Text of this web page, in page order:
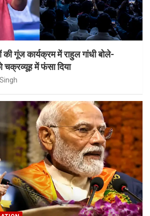
की गूंज कार्यक्रम में राहुल गांधी बोले-
में फंसा दिया